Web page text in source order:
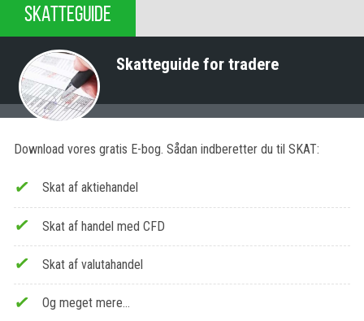
SKATTEGUIDE
Skatteguide for tradere
Download vores gratis E-bog. Sådan indberetter du til SKAT:
Skat af aktiehandel
Skat af handel med CFD
Skat af valutahandel
Og meget mere…